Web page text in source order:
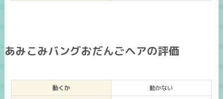
あみこみバングおだんごヘアの評価
動くか
動かない